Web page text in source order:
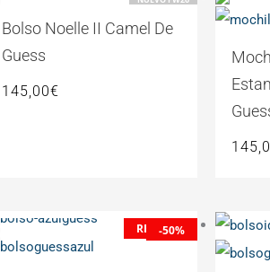
Bolso Noelle II Camel De
Guess
145,00€
REBAJAS
-50%
El
precio
El